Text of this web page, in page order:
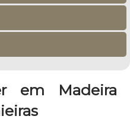
em Madeira